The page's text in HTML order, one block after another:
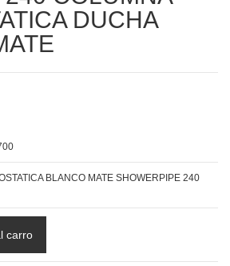
DUCHA
BLANCO MATE SHOWERPIPE 240